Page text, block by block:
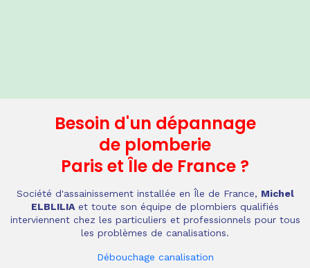
Besoin d'un dépannage
de plomberie
Paris et Île de France ?
Société d'assainissement installée en Île de France, Michel
ELBLILIA et toute son équipe de plombiers qualifiés
interviennent chez les particuliers et professionnels pour tous
les problèmes de canalisations.
Débouchage canalisation